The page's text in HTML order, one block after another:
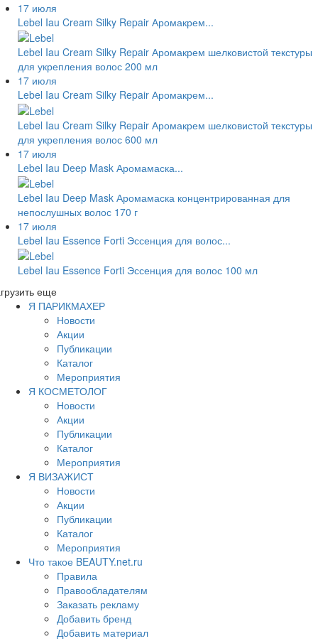
17 июля
Lebel Iau Cream Silky Repair Аромакрем...
Lebel Iau Cream Silky Repair Аромакрем шелковистой текстуры
для укрепления волос 200 мл
17 июля
Lebel Iau Cream Silky Repair Аромакрем...
Lebel Iau Cream Silky Repair Аромакрем шелковистой текстуры
для укрепления волос 600 мл
17 июля
Lebel Iau Deep Mask Аромамаска...
Lebel Iau Deep Mask Аромамаска концентрированная для
непослушных волос 170 г
17 июля
Lebel Iau Essence Forti Эссенция для волос...
Lebel Iau Essence Forti Эссенция для волос 100 мл
еще
Я ПАРИКМАХЕР
Новости
Акции
Публикации
Каталог
Мероприятия
Я КОСМЕТОЛОГ
Новости
Акции
Публикации
Каталог
Мероприятия
Я ВИЗАЖИСТ
Новости
Акции
Публикации
Каталог
Мероприятия
Что такое BEAUTY.net.ru
Правила
Правообладателям
Заказать рекламу
Добавить бренд
Добавить материал